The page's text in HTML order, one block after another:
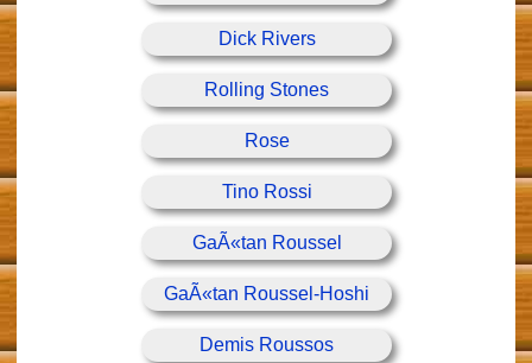
Dick Rivers
Rolling Stones
Rose
Tino Rossi
GaÃ«tan Roussel
GaÃ«tan Roussel-Hoshi
Demis Roussos